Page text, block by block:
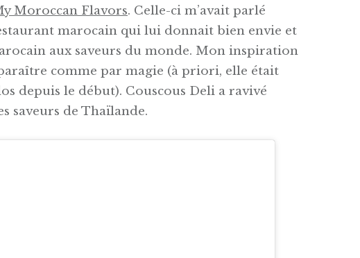
Moroccan Flavors. Celle-ci m’avait parlé
marocain qui lui donnait bien envie et
aux saveurs du monde. Mon inspiration
comme par magie (à priori, elle était
depuis le début). Couscous Deli a ravivé
saveurs de Thaïlande.